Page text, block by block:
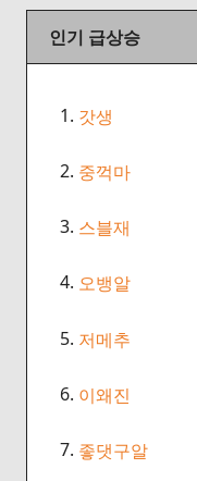
인기 급상승
1. 갓생
2. 중꺽마
3. 스블재
4. 오뱅알
5. 저메추
6. 이왜진
7. 좋댓구알